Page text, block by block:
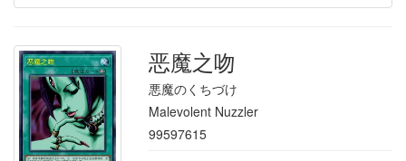
恶魔之吻
悪魔のくちづけ
Malevolent Nuzzler
99597615